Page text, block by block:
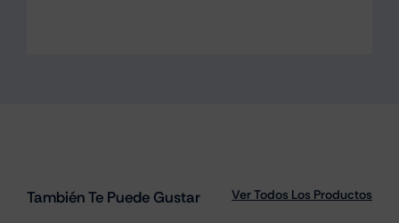
También Te Puede Gustar Ver Todos Los Productos